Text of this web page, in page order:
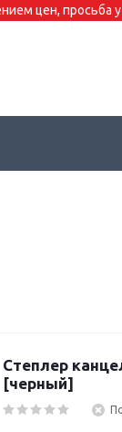
цен,
Степлер
[черный]